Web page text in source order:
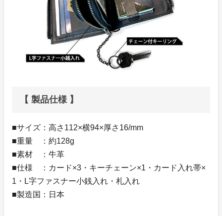
【 製品仕様 】
■サイズ：高さ112×横94×厚さ16/mm
■重量 ：約128g
■素材 ：牛革
■仕様 ：カード×3・キーチェーン×1・カード入れ帯×
1・L字ファスナー小銭入れ・札入れ
■製造国：日本